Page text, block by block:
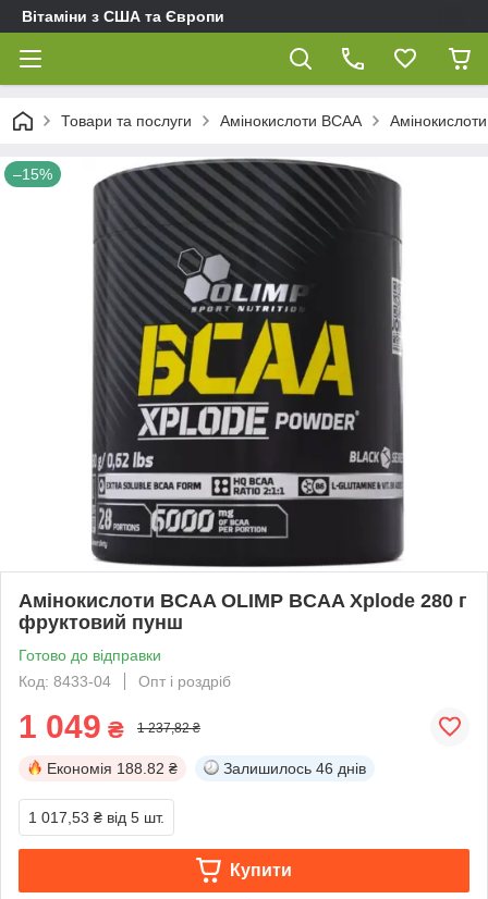
Вітаміни з США та Європи
Товари та послуги Амінокислоти BCAA
–15%
Амінокислоти BCAA OLIMP BCAA Xplode 280 г
фруктовий пунш
Готово до відправки
Код: 8433-04
Опт і роздріб
1 049 ₴ 1 237,82 ₴
Економія 188.82 ₴ Залишилось 46 днів
1 017,53 ₴ від 5 шт.
Купити